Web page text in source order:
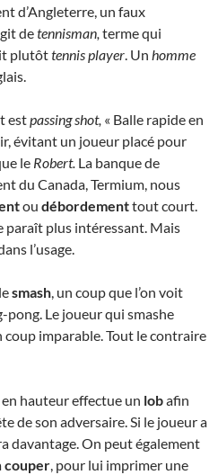
d’Angleterre, un faux
detennisman, terme qui
plutôttennis player. Un homme
estpassing shot, « Balle rapide en
évitant un joueur placé pour
le Robert. La banque de
du Canada, Termium, nous
ou débordementtout court.
paraît plus intéressant. Mais
l’usage.
smash, un coup que l’on voit
pong. Le joueur qui smashe
imparable. Tout le contraire
hauteur effectue un lobafin
de son adversaire. Si le joueur a
davantage. On peut également
couper, pour lui imprimer une